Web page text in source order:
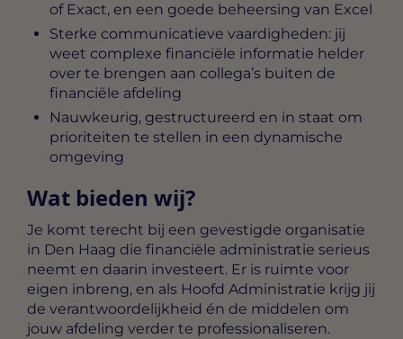
of Exact, en een goede beheersing van Excel
Sterke communicatieve vaardigheden: jij
weet complexe financiële informatie helder
over te brengen aan collega’s buiten de
financiële afdeling
Nauwkeurig, gestructureerd en in staat om
prioriteiten te stellen in een dynamische
omgeving
Wat bieden wij?
Je komt terecht bij een gevestigde organisatie
in Den Haag die financiële administratie serieus
neemt en daarin investeert. Er is ruimte voor
eigen inbreng, en als Hoofd Administratie krijg jij
de verantwoordelijkheid én de middelen om
jouw afdeling verder te professionaliseren.